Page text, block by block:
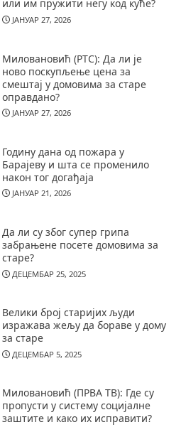
или им пружити негу код куће?
ЈАНУАР 27, 2026
Миловановић (РТС): Да ли је
ново поскупљење цена за
смештај у домовима за старе
оправдано?
ЈАНУАР 27, 2026
Годину дана од пожара у
Барајеву и шта се променило
након тог догађаја
ЈАНУАР 21, 2026
Да ли су због супер грипа
забрањене посете домовима за
старе?
ДЕЦЕМБАР 25, 2025
Велики број старијих људи
изражава жељу да бораве у дому
за старе
ДЕЦЕМБАР 5, 2025
Миловановић (ПРВА ТВ): Где су
пропусти у систему социјалне
заштите и како их исправити?